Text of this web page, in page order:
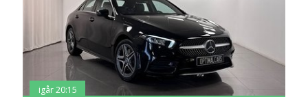
igår 20:15